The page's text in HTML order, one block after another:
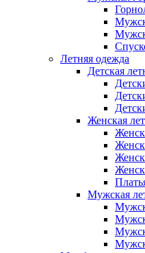
Летняя одежда
Детская
Женская
Мужская